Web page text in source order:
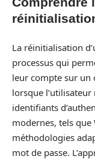
La réinitialisation
processus qui
leur compte sur un
lorsque l’utilisateur
identifiants
modernes, tels
méthodologies
mot de passe.